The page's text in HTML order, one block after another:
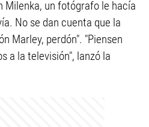
Milenka, un fotógrafo le hacía
No se dan cuenta que la
Marley, perdón". "Piensen
a la televisión", lanzó la